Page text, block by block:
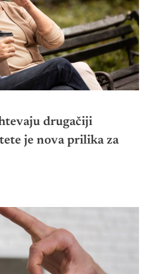
drugačiji
je nova prilika za